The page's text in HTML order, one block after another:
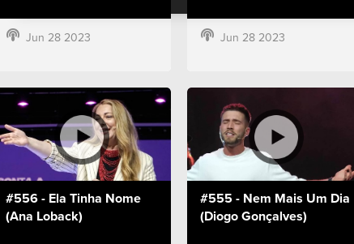
Jun 28 2023 Jun 28 2023
#556 - Ela Tinha Nome
(Ana Loback)
#555 - Nem Mais Um Dia
(Diogo Gonçalves)